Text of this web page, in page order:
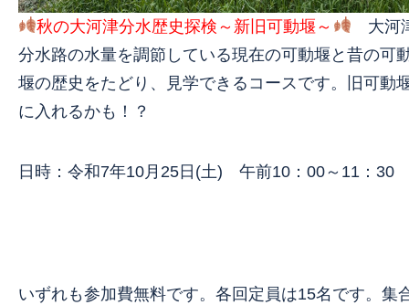
秋の大河津分水歴史探検～新旧可動堰～
大河
分水路の水量を調節している現在の可動堰と昔の可
堰の歴史をたどり、見学できるコースです。旧可動
に入れるかも！？
日時：令和7年10月25日(土) 午前10：00～11：30
いずれも参加費無料です。各回定員は15名です。集